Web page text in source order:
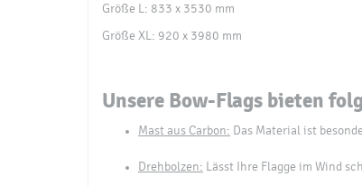
Größe L: 833 x 3530 mm
Größe XL: 920 x 3980 mm
Unsere Bow-Flags bieten
Mast aus Carbon: Das Material ist
Drehbolzen: Lässt Ihre Flagge im Wind